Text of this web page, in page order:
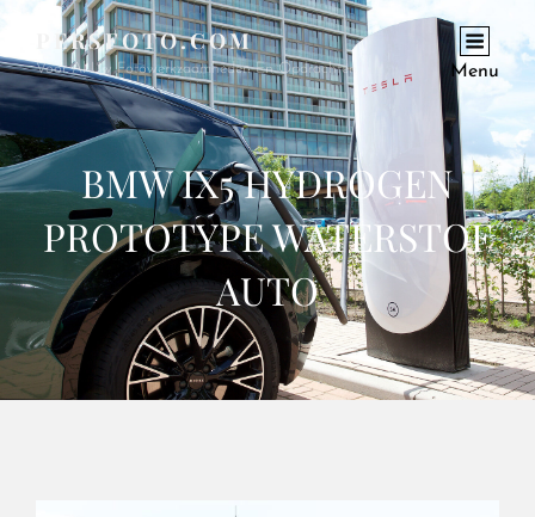
PERSFOTO.COM
Voor Al Uw Fotowerkzaamheden En Opdrachten Menu
BMW IX5 HYDROGEN
PROTOTYPE WATERSTOF
AUTO